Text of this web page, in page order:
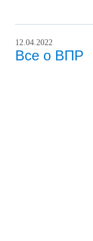
12.04.2022
Все о ВПР